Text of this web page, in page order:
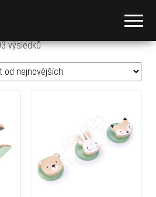
výsledkůSeřazeno od nejnovějších